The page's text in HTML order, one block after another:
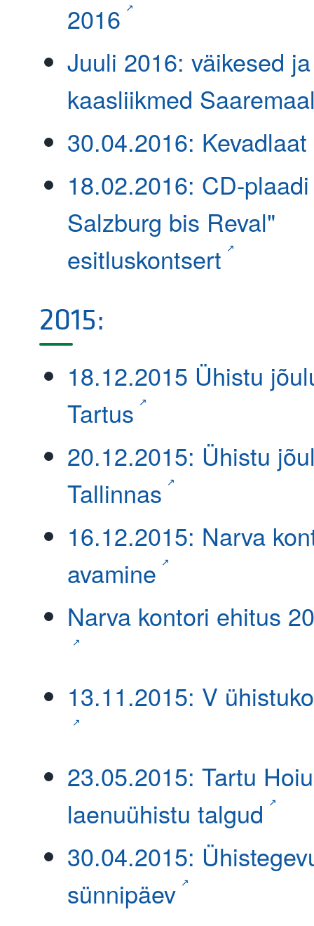
2016
Juuli 2016: väikesed
kaasliikmed
30.04.2016:
18.02.2016: CD-
Salzburg bis Reval"
esitluskontsert
2015:
18.12.2015 Ühistu
Tartus
20.12.2015: Ühistu
Tallinnas
16.12.2015: Narva
avamine
Narva kontori ehitus
13.11.2015: V
23.05.2015: Tartu
laenuühistu talgud
30.04.2015:
sünnipäev